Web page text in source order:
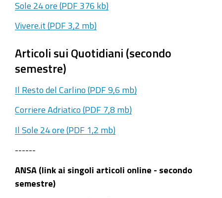
Sole 24 ore (PDF 376 kb)
Vivere.it (PDF 3,2 mb)
Articoli sui Quotidiani (secondo
semestre)
Il Resto del Carlino (PDF 9,6 mb)
Corriere Adriatico (PDF 7,8 mb)
Il Sole 24 ore (PDF 1,2 mb)
------
ANSA (link ai singoli articoli online - secondo
semestre)